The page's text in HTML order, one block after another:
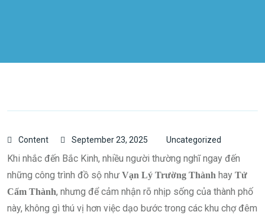
Content September 23, 2025 Uncategorized
Khi nhắc đến Bắc Kinh, nhiều người thường nghĩ ngay đến
những công trình đồ sộ như Vạn Lý Trường Thành hay Tử
Cấm Thành, nhưng để cảm nhận rõ nhịp sống của thành phố
này, không gì thú vị hơn việc dạo bước trong các khu chợ đêm